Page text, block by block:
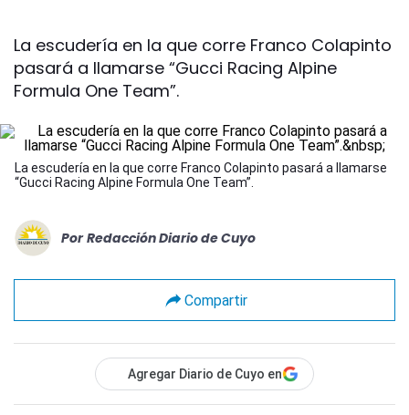
La escudería en la que corre Franco Colapinto
pasará a llamarse “Gucci Racing Alpine
Formula One Team”.
La escudería en la que corre Franco Colapinto pasará a llamarse
“Gucci Racing Alpine Formula One Team”.
Por Redacción Diario de Cuyo
Compartir
Agregar Diario de Cuyo en